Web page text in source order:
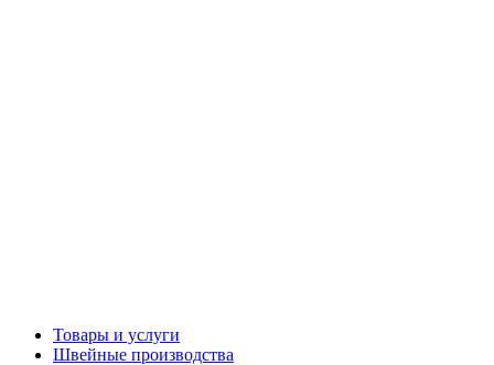
Товары и услуги
Швейные производства